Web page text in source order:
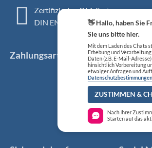
Zertifiziertes QM-System
DIN EN ISO 13485
Zahlungsarten
👋 Hallo, haben Sie
Sie uns bitte hier.
Mit dem Laden des Chats
Erhebung und
Daten (z.B. E-Mail-
hinsichtlich Vorbereitung
etwaiger Anfragen und
Datenschutzbestimmungen
ZUSTIMMEN &
Nach Ihrer
Starten auf das